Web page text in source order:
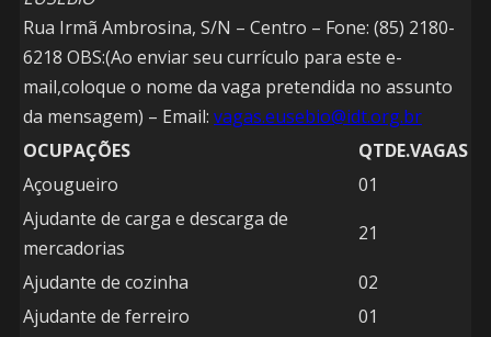
Rua Irmã Ambrosina, S/N – Centro – Fone: (85) 2180-
6218 OBS:(Ao enviar seu currículo para este e-
mail,coloque o nome da vaga pretendida no assunto
da mensagem) – Email: vagas.eusebio@idt.org.br
OCUPAÇÕES
QTDE.VAGAS
Açougueiro
01
Ajudante de carga e descarga de
mercadorias
21
Ajudante de cozinha
02
Ajudante de ferreiro
01